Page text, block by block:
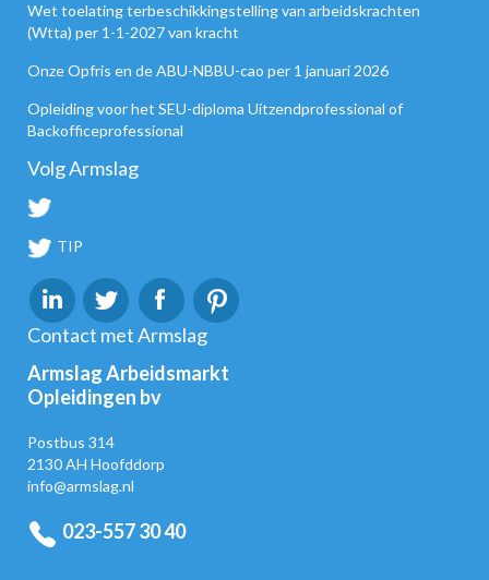
Wet toelating terbeschikkingstelling van arbeidskrachten
(Wtta) per 1-1-2027 van kracht
Onze Opfris en de ABU-NBBU-cao per 1 januari 2026
Opleiding voor het SEU-diploma Uitzendprofessional of
Backofficeprofessional
Volg Armslag
TIP
Contact met Armslag
Armslag Arbeidsmarkt
Opleidingen bv
Postbus 314
2130 AH Hoofddorp
info@armslag.nl
023-557 30 40